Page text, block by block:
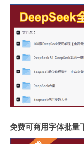
免费可商用字体批量